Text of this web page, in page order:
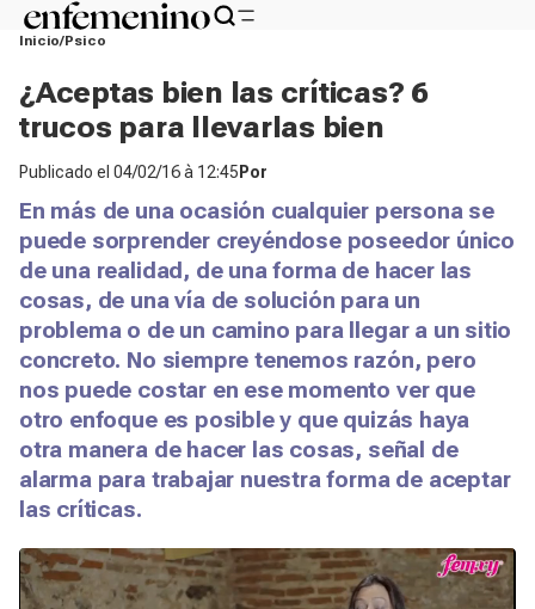
Inicio Psico
¿Aceptas bien las críticas? 6
trucos para llevarlas bien
Publicado el 04/02/16 à 12:45 Por
En más de una ocasión cualquier persona se
puede sorprender creyéndose poseedor único
de una realidad, de una forma de hacer las
cosas, de una vía de solución para un
problema o de un camino para llegar a un sitio
concreto. No siempre tenemos razón, pero
nos puede costar en ese momento ver que
otro enfoque es posible y que quizás haya
otra manera de hacer las cosas, señal de
alarma para trabajar nuestra forma de aceptar
las críticas.